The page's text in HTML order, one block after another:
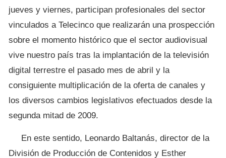
jueves y viernes, participan profesionales del sector
vinculados a Telecinco que realizarán una prospección
sobre el momento histórico que el sector audiovisual
vive nuestro país tras la implantación de la televisión
digital terrestre el pasado mes de abril y la
consiguiente multiplicación de la oferta de canales y
los diversos cambios legislativos efectuados desde la
segunda mitad de 2009.
En este sentido, Leonardo Baltanás, director de la
División de Producción de Contenidos y Esther